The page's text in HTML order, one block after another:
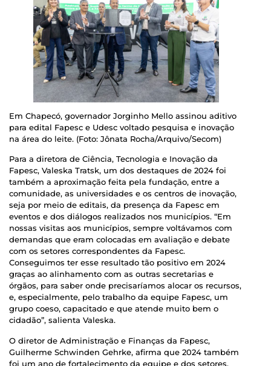
Em Chapecó, governador Jorginho Mello assinou aditivo
para edital Fapesc e Udesc voltado pesquisa e inovação
na área do leite. (Foto: Jônata Rocha/Arquivo/Secom)
Para a diretora de Ciência, Tecnologia e Inovação da
Fapesc, Valeska Tratsk, um dos destaques de 2024 foi
também a aproximação feita pela fundação, entre a
comunidade, as universidades e os centros de inovação,
seja por meio de editais, da presença da Fapesc em
eventos e dos diálogos realizados nos municípios. “Em
nossas visitas aos municípios, sempre voltávamos com
demandas que eram colocadas em avaliação e debate
com os setores correspondentes da Fapesc.
Conseguimos ter esse resultado tão positivo em 2024
graças ao alinhamento com as outras secretarias e
órgãos, para saber onde precisaríamos alocar os recursos,
e, especialmente, pelo trabalho da equipe Fapesc, um
grupo coeso, capacitado e que atende muito bem o
cidadão”, salienta Valeska.
O diretor de Administração e Finanças da Fapesc,
Guilherme Schwinden Gehrke, afirma que 2024 também
foi um ano de fortalecimento da equipe e dos setores,